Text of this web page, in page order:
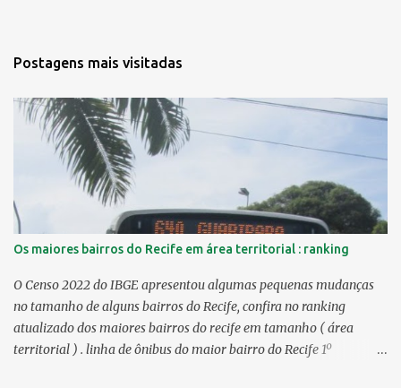
Postagens mais visitadas
Os maiores bairros do Recife em área territorial : ranking
O Censo 2022 do IBGE apresentou algumas pequenas mudanças
no tamanho de alguns bairros do Recife, confira no ranking
atualizado dos maiores bairros do recife em tamanho ( área
territorial ) . linha de ônibus do maior bairro do Recife 1º